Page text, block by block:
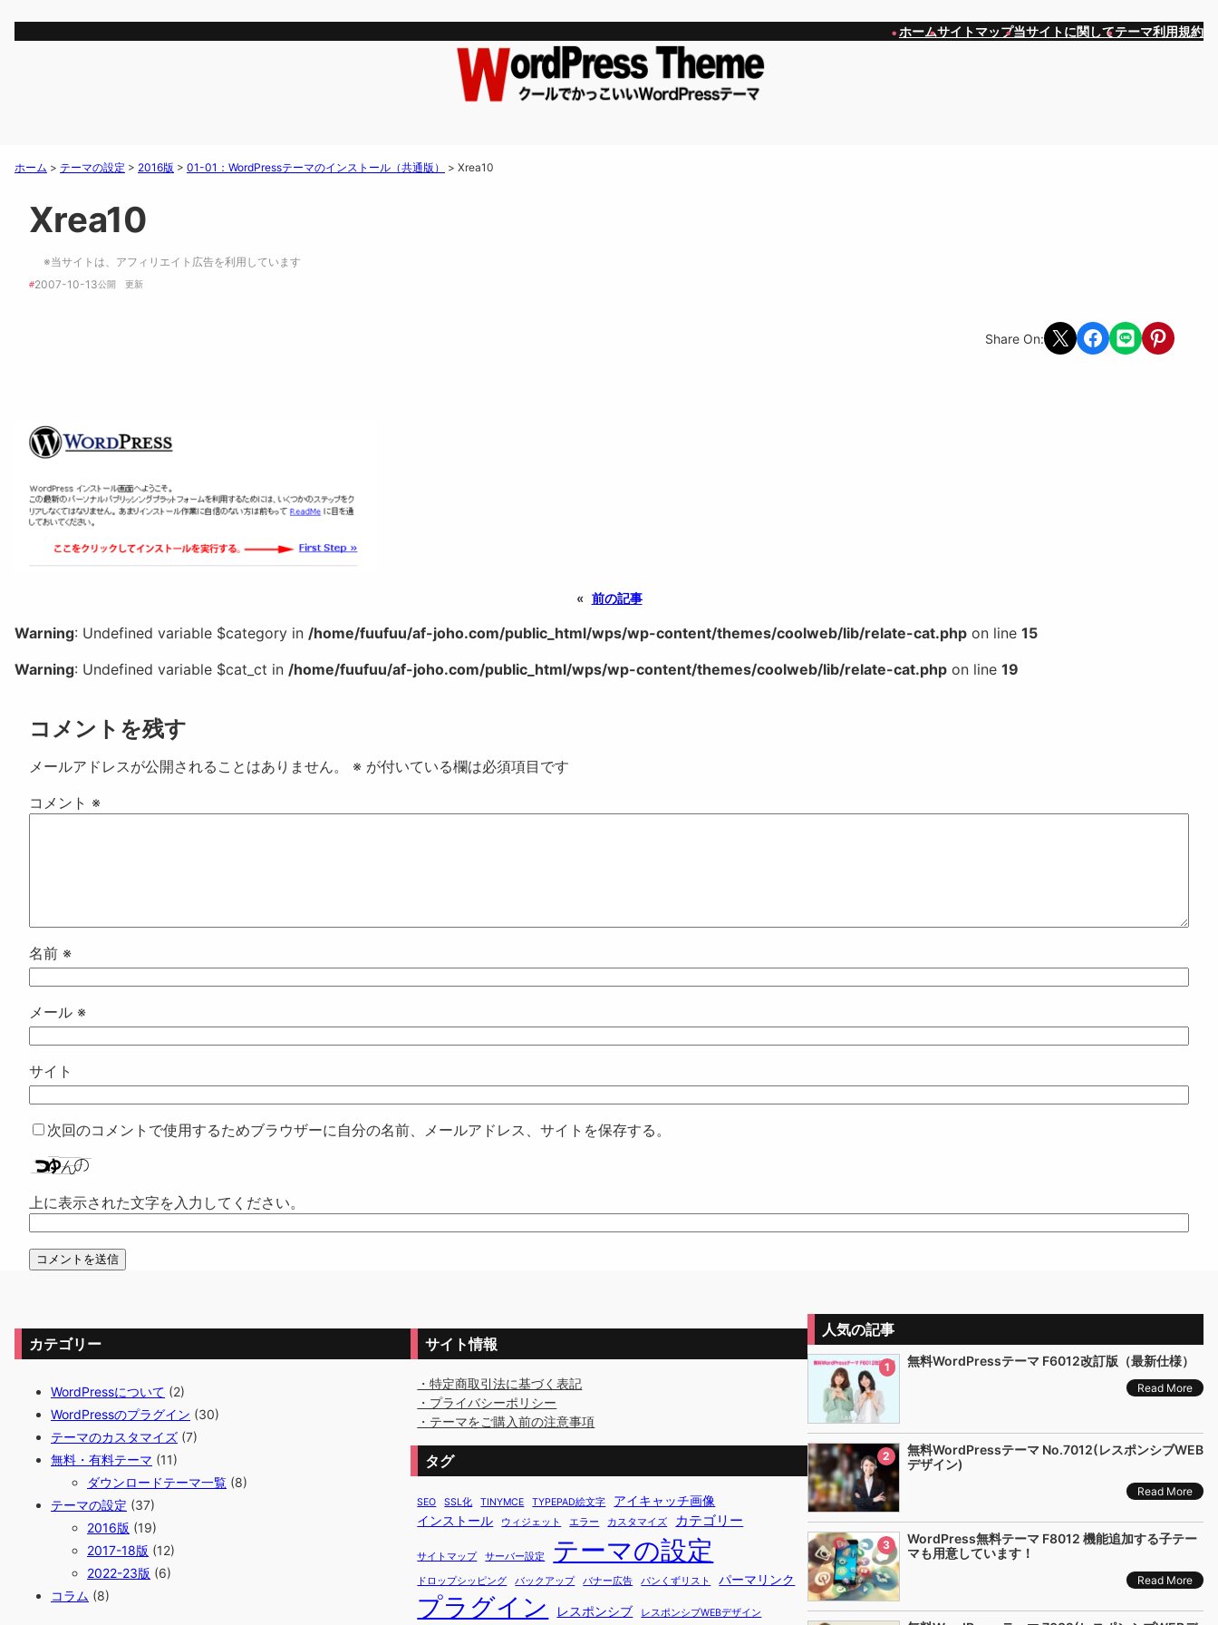
ホームサイトマップ当サイトに関してテーマ利用規約
ホーム > テーマの設定 > 2016版 > 01-01：WordPressテーマのインストール（共通版） > Xrea10
Xrea10
※当サイトは、アフィリエイト広告を利用しています
#2007-10-13公開 更新
Share On: Share on X Share on Facebook
Share on LINEShare on
« 前の記事
Warning: Undefined variable $category in /home/fuufuu/af-joho.com/public_html/wps/wp-content/themes/coolweb/lib/relate-cat.php on line 15
Warning: Undefined variable $cat_ct in /home/fuufuu/af-joho.com/public_html/wps/wp-content/themes/coolweb/lib/relate-cat.php on line 19
コメントを残す
メールアドレスが公開されることはありません。 ※ が付いている欄は必須項目です
コメント ※
名前 ※
メール ※
サイト
次回のコメントで使用するためブラウザーに自分の名前、メールアドレス、サイトを保存する。
上に表示された文字を入力してください。
カテゴリー
WordPressについて (2)
WordPressのプラグイン (30)
テーマのカスタマイズ (7)
無料・有料テーマ (11)
ダウンロードテーマ一覧 (8)
テーマの設定 (37)
2016版 (19)
2017-18版 (12)
2022-23版 (6)
コラム (8)
サイト情報
・特定商取引法に基づく表記
・プライバシーポリシー
・テーマをご購入前の注意事項
タグ
SEO SSL化 TINYMCE TYPEPAD絵文字
アイキャッチ画像
インストール
ウィジェット エラー カスタマイズ カテゴリー
サイトマップ サーバー設定 テーマの設定
ドロップシッピング バックアップ バナー広告 パンくずリスト パーマリンク
プラグイン レスポンシブ レスポンシブWEBデザイン
人気の記事
1 無料WordPressテーマ F6012改訂版（最新仕様）
Read More
2
無料WordPressテーマ No.7012(レスポンシブWEB
デザイン)
Read More
3
WordPress無料テーマ F8012 機能追加する子テー
マも用意しています！
Read More